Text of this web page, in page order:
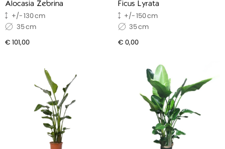
Alocasia Zebrina
130
35
€ 101,00
Ficus Lyrata
150
35
€ 0,00